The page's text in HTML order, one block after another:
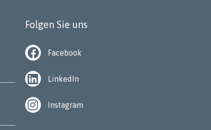
Folgen Sie uns
Facebook
LinkedIn
Instagram